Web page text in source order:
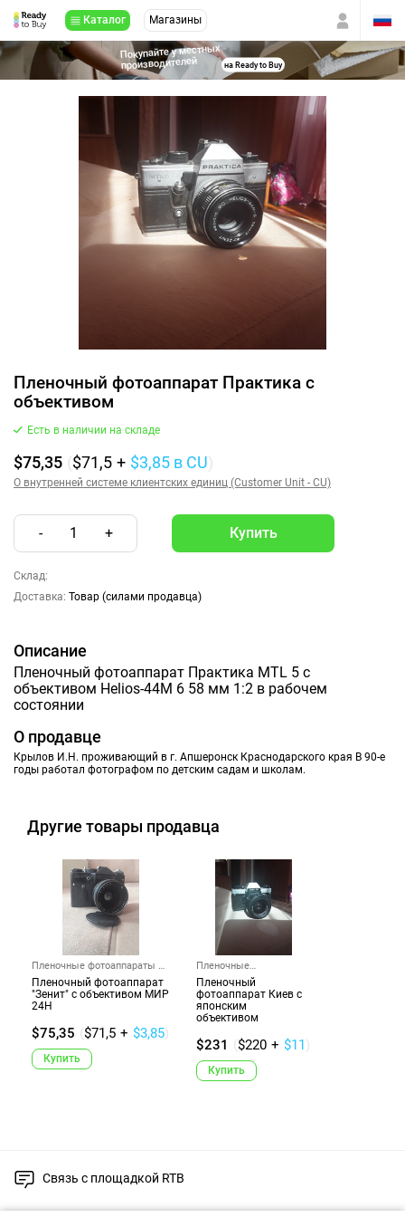
Каталог Магазины
Покупайте у местных
производителей на Ready to Buy
Пленочный фотоаппарат Практика с
объективом
Есть в наличии на складе
$75,35 ($71,5 + $3,85 в CU)
О внутренней системе клиентских единиц (Customer Unit - CU)
- 1 +
Склад:
Доставка: Товар (силами продавца)
Описание
Пленочный фотоаппарат Практика MTL 5 с
объективом Helios-44M 6 58 мм 1:2 в рабочем
состоянии
О продавце
Крылов И.Н. проживающий в г. Апшеронск Краснодарского края В 90-е
годы работал фотографом по детским садам и школам.
Другие товары продавца
Пленочные фотоаппараты и
ак...
Пленочный фотоаппарат
"Зенит" с объективом МИР
24Н
$75,35 ($71,5 + $3,85)
Купить
Пленочные
фотоаппараты и ак...
Пленочный
фотоаппарат Киев с
японским
объективом
$231 ($220 + $11 )
Купить
Связь с площадкой RTB